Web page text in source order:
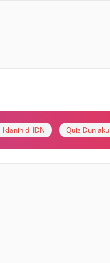
Iklanin di IDN Quiz Duniaku